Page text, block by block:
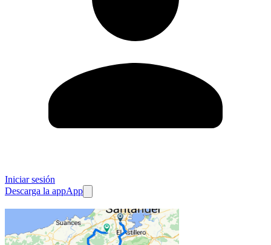
Iniciar sesión
Descarga la appApp